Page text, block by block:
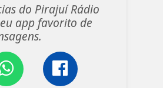
do Pirajuí Rádio
app favorito de